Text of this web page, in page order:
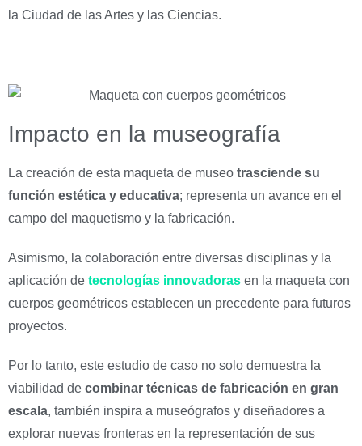
la Ciudad de las Artes y las Ciencias.
Impacto en la museografía
La creación de esta maqueta de museo trasciende su
función estética y educativa; representa un avance en el
campo del maquetismo y la fabricación.
Asimismo, la colaboración entre diversas disciplinas y la
aplicación de tecnologías innovadoras en la maqueta con
cuerpos geométricos establecen un precedente para futuros
proyectos.
Por lo tanto, este estudio de caso no solo demuestra la
viabilidad de combinar técnicas de fabricación en gran
escala, también inspira a museógrafos y diseñadores a
explorar nuevas fronteras en la representación de sus